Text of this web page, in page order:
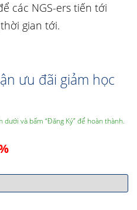
các NGS-ers tiến tới
gian tới.
ưu đãi giảm học
và bấm “Đăng Ký” để hoàn thành.